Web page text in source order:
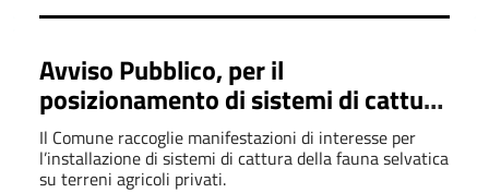
Avviso Pubblico, per il
posizionamento di sistemi di cattura
dei cinghiali
Il Comune raccoglie manifestazioni di interesse per
l’installazione di sistemi di cattura della fauna selvatica
su terreni agricoli privati.